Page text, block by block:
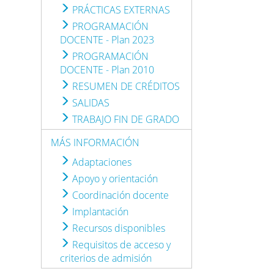
PRÁCTICAS EXTERNAS
PROGRAMACIÓN
DOCENTE - Plan 2023
PROGRAMACIÓN
DOCENTE - Plan 2010
RESUMEN DE CRÉDITOS
SALIDAS
TRABAJO FIN DE GRADO
MÁS INFORMACIÓN
Adaptaciones
Apoyo y orientación
Coordinación docente
Implantación
Recursos disponibles
Requisitos de acceso y
criterios de admisión